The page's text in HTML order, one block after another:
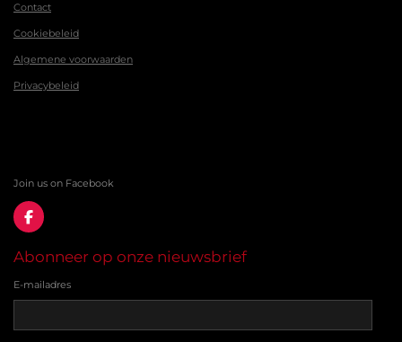
Contact
Cookiebeleid
Algemene voorwaarden
Privacybeleid
Join us on Facebook
F
a
e
o
o
Abonneer op onze nieuwsbrief
E-mailadres